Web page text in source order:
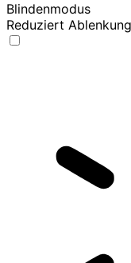
Blindenmodus
Reduziert